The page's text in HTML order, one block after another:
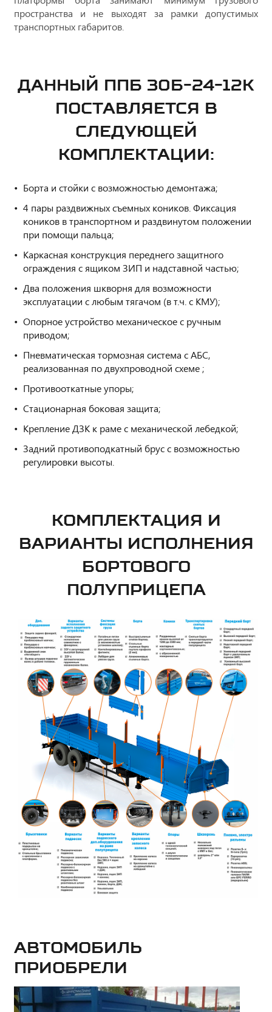
пространства и не выходят за рамки допустимых
транспортных габаритов.
ДАННЫЙ ППБ 30Б-24-12К
ПОСТАВЛЯЕТСЯ В
СЛЕДУЮЩЕЙ
КОМПЛЕКТАЦИИ:
Борта и стойки с возможностью демонтажа;
4 пары раздвижных съемных коников. Фиксация
коников в транспортном и раздвинутом положении
при помощи пальца;
Каркасная конструкция переднего защитного
ограждения с ящиком ЗИП и надставной частью;
Два положения шкворня для возможности
эксплуатации с любым тягачом (в т.ч. с КМУ);
Опорное устройство механическое с ручным
приводом;
Пневматическая тормозная система с АБС,
реализованная по двухпроводной схеме ;
Противооткатные упоры;
Стационарная боковая защита;
Крепление ДЗК к раме с механической лебедкой;
Задний противоподкатный брус с возможностью
регулировки высоты.
КОМПЛЕКТАЦИЯ И
ВАРИАНТЫ ИСПОЛНЕНИЯ
БОРТОВОГО
ПОЛУПРИЦЕПА
Автомобиль
приобрели